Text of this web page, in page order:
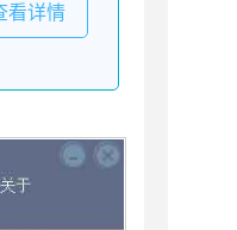
看详情